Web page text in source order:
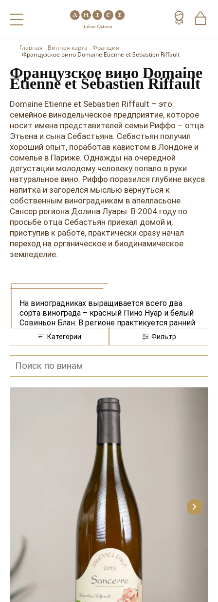
Назад
Холодные напитки
Кофе
Назад
Вино
Игристое вино
Портвейн
Херес
Красные вина
Белые вина
Розовые вина
Итальянские вина
Французские вина
Испанские вина
Назад
Виски
Арманьяк
Текила
Мескаль
Кальвадос
Джин
Ром
Граппа
Водка
Саке
Пиво
Главная Винная карта
Франция
Французское вино Domaine Etienne et Sebastien Riffault
Французское вино Domaine
Etienne et Sebastien Riffault
Domaine Etienne et Sebastien Riffault – это
семейное винодельческое предприятие, которое
носит имена представителей семьи Риффо – отца
Этьена и сына Себастьяна. Себастьян получил
хороший опыт, поработав кавистом в Лондоне и
сомелье в Париже. Однажды на очередной
дегустации молодому человеку попало в руки
натуральное вино. Риффо поразился глубине вкуса
напитка и загорелся мыслью вернуться к
собственным виноградникам в апелласьоне
Сансер региона Долина Луары. В 2004 году по
просьбе отца Себастьян приехал домой и,
приступив к работе, практически сразу начал
переход на органическое и биодинамическое
земледелие.
На виноградниках выращивается всего два
сорта винограда – красный Пино Нуар и белый
Совиньон Блан. В регионе практикуется ранний
сбор, но винодел предпочитает
винифицировать поздние урожаи, тронутые
компании Домен Этьен и Себастьян Риффо
присутствуют ботритизированные ягоды (от
Выдержка проходит в основном в нейтральных
резервуарах, не оказывающих влияние на вкус
спиртного. В линейке бренда – 7 белых вин и
одно красное. Они имеют непривычные для
французов названия – жена Себастьяна,
родившаяся в Литве, предложила дать
вариациям имена на литовском.
Категории Фильтр